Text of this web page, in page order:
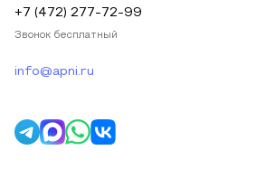
+7 (472) 277-72-99
Звонок бесплатный
info@apni.ru